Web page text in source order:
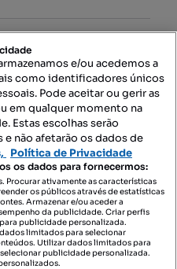
NOS:
NA:
e/ou acedemos a
como identificadores únicos
Pode aceitar ou gerir as
em qualquer momento na
Estas escolhas serão
e não afetarão os dados de
Política de Privacidade
os dados para fornecermos:
Procurar ativamente as características
os públicos através de estatísticas
Armazenar e/ou aceder a
da publicidade. Criar perfis
publicidade personalizada.
limitados para selecionar
Utilizar dados limitados para
publicidade personalizada.